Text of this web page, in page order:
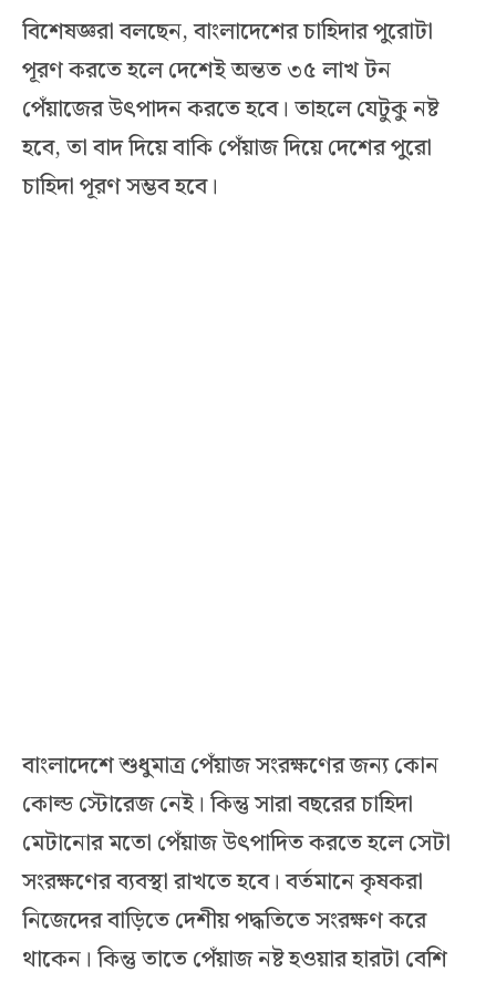
বিশেষজ্ঞরা বলছেন, বাংলাদেশের চাহিদার পুরোটা
পূরণ করতে হলে দেশেই অন্তত ৩৫ লাখ টন
পেঁয়াজের উৎপাদন করতে হবে। তাহলে যেটুকু নষ্ট
হবে, তা বাদ দিয়ে বাকি পেঁয়াজ দিয়ে দেশের পুরো
চাহিদা পূরণ সম্ভব হবে।
বাংলাদেশে শুধুমাত্র পেঁয়াজ সংরক্ষণের জন্য কোন
কোল্ড স্টোরেজ নেই। কিন্তু সারা বছরের চাহিদা
মেটানোর মতো পেঁয়াজ উৎপাদিত করতে হলে সেটা
সংরক্ষণের ব্যবস্থা রাখতে হবে। বর্তমানে কৃষকরা
নিজেদের বাড়িতে দেশীয় পদ্ধতিতে সংরক্ষণ করে
থাকেন। কিন্তু তাতে পেঁয়াজ নষ্ট হওয়ার হারটা বেশি